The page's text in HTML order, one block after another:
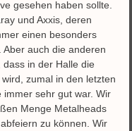
gesehen haben sollte.
und Axxis, deren
einen besonders
auch die anderen
in der Halle die
zumal in den letzten
sehr gut war. Wir
Menge Metalheads
zu können. Wir